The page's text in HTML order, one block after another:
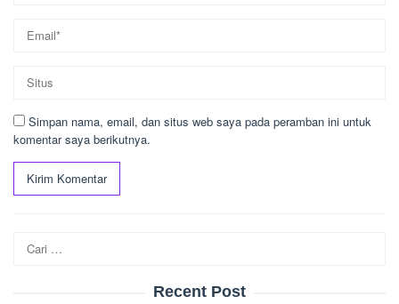
Simpan nama, email, dan situs web saya pada peramban ini untuk
komentar saya berikutnya.
Cari
untuk:
Recent Post